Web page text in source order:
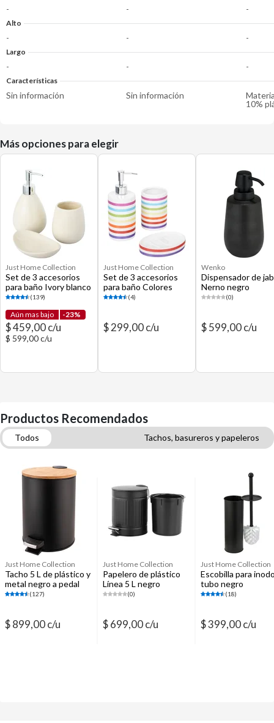
- - -
Alto
- - -
Largo
- - -
Características
Sin información Sin información
10%
Más opciones para elegir
Just Home Collection
Set de 3 accesorios
para baño Ivory blanco
(139)
Aún mas bajo -23%
$ 459,00 c/u
$ 599,00 c/u
Just Home Collection
Set de 3 accesorios
para baño Colores
(4)
$ 299,00 c/u
Wenko
Dispensador de
Nerno negro
(0)
$ 599,00 c/u
Productos Recomendados
Todos
Tachos, basureros y papeleros
Alfombras de baño y antideslizantes
Accesorios para baños
Accesorios de mesa para baño
Toallas y toallones
Just Home Collection
Tacho 5 L de plástico y
metal negro a pedal
(127)
$ 899,00 c/u
Just Home Collection
Papelero de plástico
Línea 5 L negro
(0)
$ 699,00 c/u
Just Home Collection
Escobilla para
tubo negro
(18)
$ 399,00 c/u